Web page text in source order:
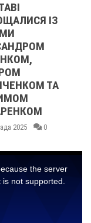
РЕВОЛЮЦІЯ
2013 ОЧИМА
21 листопада 2025